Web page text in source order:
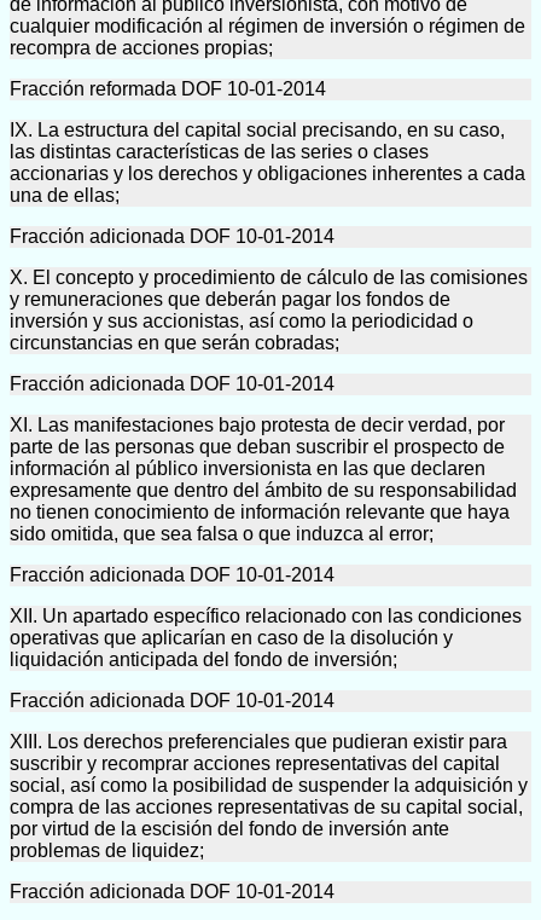
cualquier modificación al régimen de inversión o régimen de
recompra de acciones propias;
Fracción reformada DOF 10-01-2014
IX. La estructura del capital social precisando, en su caso,
las distintas características de las series o clases
accionarias y los derechos y obligaciones inherentes a cada
una de ellas;
Fracción adicionada DOF 10-01-2014
X. El concepto y procedimiento de cálculo de las comisiones
y remuneraciones que deberán pagar los fondos de
inversión y sus accionistas, así como la periodicidad o
circunstancias en que serán cobradas;
Fracción adicionada DOF 10-01-2014
XI. Las manifestaciones bajo protesta de decir verdad, por
parte de las personas que deban suscribir el prospecto de
información al público inversionista en las que declaren
expresamente que dentro del ámbito de su responsabilidad
no tienen conocimiento de información relevante que haya
sido omitida, que sea falsa o que induzca al error;
Fracción adicionada DOF 10-01-2014
XII. Un apartado específico relacionado con las condiciones
operativas que aplicarían en caso de la disolución y
liquidación anticipada del fondo de inversión;
Fracción adicionada DOF 10-01-2014
XIII. Los derechos preferenciales que pudieran existir para
suscribir y recomprar acciones representativas del capital
social, así como la posibilidad de suspender la adquisición y
compra de las acciones representativas de su capital social,
por virtud de la escisión del fondo de inversión ante
problemas de liquidez;
Fracción adicionada DOF 10-01-2014